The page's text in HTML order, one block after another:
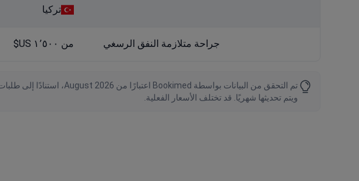
تركيا
جراحة متلازمة النفق الرسغي من ١٬٥٠٠ US$
ويتم تحديثها شهريًا. قد تختلف الأسعار الفعلية.